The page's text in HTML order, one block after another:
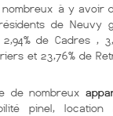
à y avoir
de Neuvy
2,94% de Cadres ,
et 23,76% de
de nombreux
pinel, location